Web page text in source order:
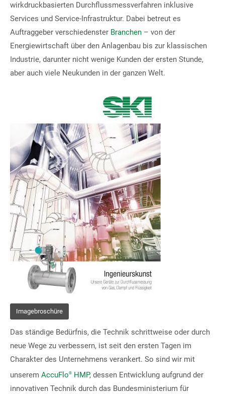
Tel: +49(0)2166 62317-0
Fax: +49(0)2166 6231799
SKI WebApps
SKI WebApp TG
SKI WebApp NG
wirkdruckbasierten Durchflussmessverfahren inklusive
Services und Service-Infrastruktur. Dabei betreut es
Auftraggeber verschiedenster Branchen – von der
Energiewirtschaft über den Anlagenbau bis zur klassischen
Industrie, darunter nicht wenige Kunden der ersten Stunde,
aber auch viele Neukunden in der ganzen Welt.
Imagebroschüre
Das ständige Bedürfnis, die Technik schrittweise oder durch
neue Wege zu verbessern, ist seit den ersten Tagen im
Charakter des Unternehmens verankert. So sind wir mit
unserem AccuFlo® HMP, dessen Entwicklung aufgrund der
innovativen Technik durch das Bundesministerium für